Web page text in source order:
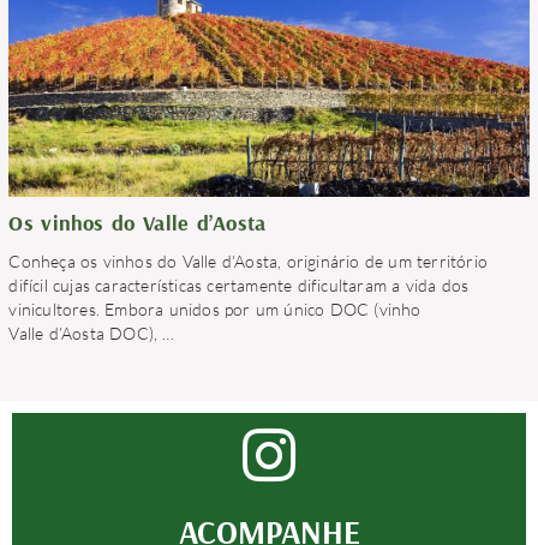
Os vinhos do Valle d’Aosta
Conheça os vinhos do Valle d’Aosta, originário de um território
difícil cujas características certamente dificultaram a vida dos
vinicultores. Embora unidos por um único DOC (vinho
Valle d’Aosta DOC),
ACOMPANHE